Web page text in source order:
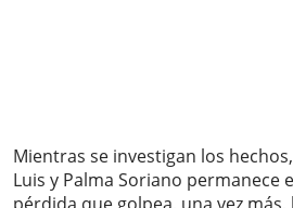
Mientras se investigan los
Luis y Palma Soriano permanece